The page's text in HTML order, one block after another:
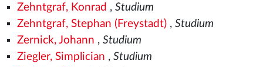
Zehntgraf, Konrad , Studium
Zehntgraf, Stephan (Freystadt), Studium
Zernick, Johann , Studium
Ziegler, Simplician , Studium